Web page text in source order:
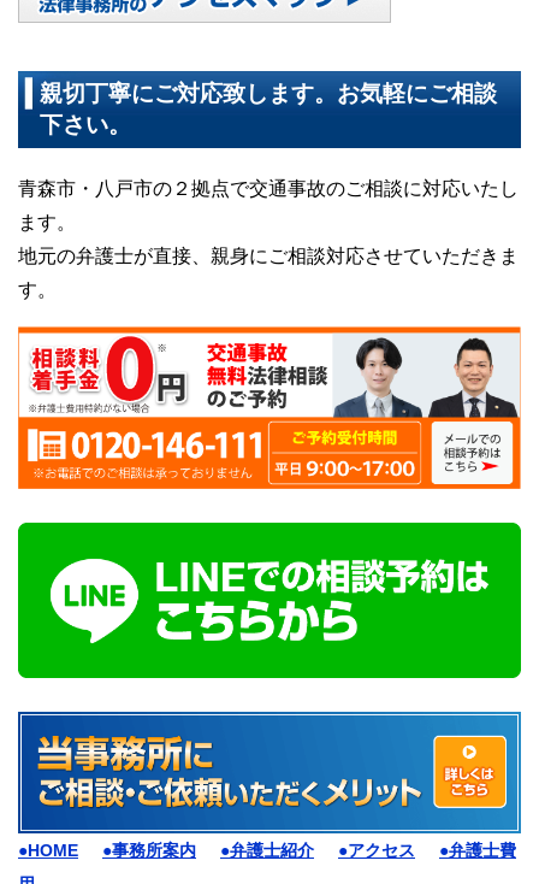
親切丁寧にご対応致します。お気軽にご相談
下さい。
青森市・八戸市の２拠点で交通事故のご相談に対応いたし
ます。
地元の弁護士が直接、親身にご相談対応させていただきま
す。
●HOME ●事務所案内 ●弁護士紹介 ●アクセス
●弁護士費